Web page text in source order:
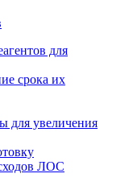
для
срока их
для увеличения
ЛОС